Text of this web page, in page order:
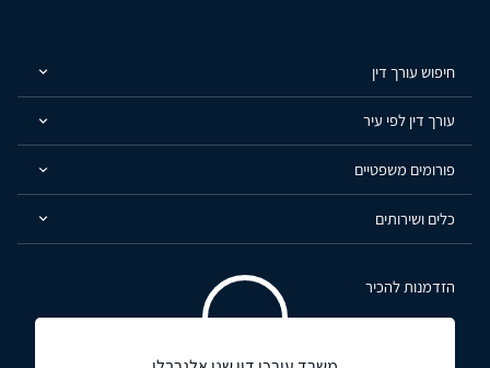
חיפוש עורך דין
עורך דין לפי עיר
פורומים משפטיים
כלים ושירותים
הזדמנות להכיר